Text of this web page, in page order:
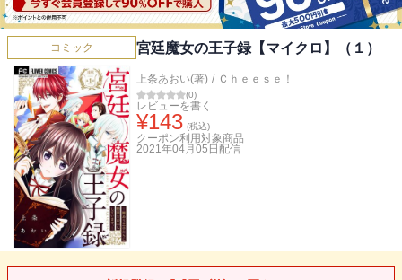
コミック 宮廷魔女の王子録【マイクロ】（１）
上条あおい(著) / Ｃｈｅｅｓｅ！
(0)
レビューを書く
¥143 (税込)
クーポン利用対象商品
2021年04月05日 配信